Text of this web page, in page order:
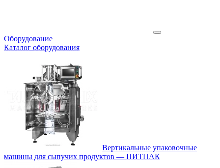
Оборудование
Каталог оборудования
Вертикальные упаковочные
машины для сыпучих продуктов — ПИТПАК